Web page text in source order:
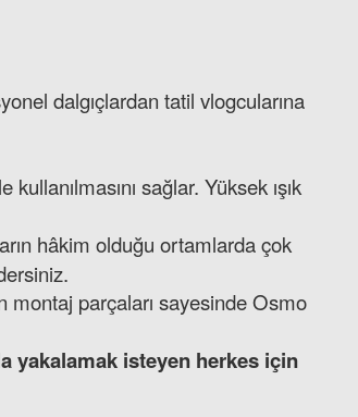
dalgıçlardan tatil vlogcularına
sağlar. Yüksek ışık
hâkim olduğu ortamlarda çok
montaj parçaları sayesinde Osmo
yakalamak isteyen herkes için